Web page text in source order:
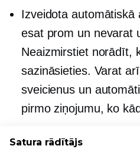
Izveidotaautomātiskā
esat prom un nevarat
Neaizmirstiet norādīt,
sazināsieties. Varat
sveicienus un
pirmo ziņojumu, ko
lai pārvaldītu
Satura rādītājs